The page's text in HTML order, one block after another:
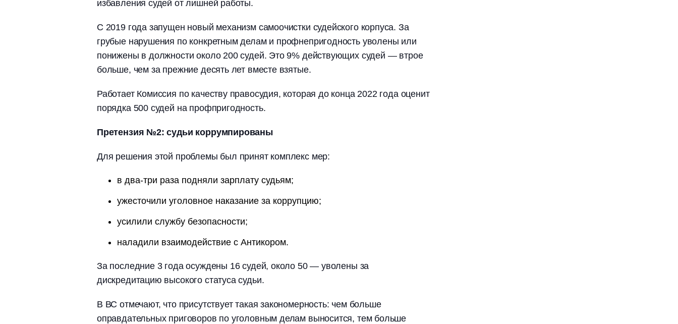
избавления судей от лишней работы.
С 2019 года запущен новый механизм самоочистки судейского корпуса. За
грубые нарушения по конкретным делам и профнепригодность уволены или
понижены в должности около 200 судей. Это 9% действующих судей ― втрое
больше, чем за прежние десять лет вместе взятые.
Работает Комиссия по качеству правосудия, которая до конца 2022 года оценит
порядка 500 судей на профпригодность.
Претензия №2: судьи коррумпированы
Для решения этой проблемы был принят комплекс мер:
в два-три раза подняли зарплату судьям;
ужесточили уголовное наказание за коррупцию;
усилили службу безопасности;
наладили взаимодействие с Антикором.
За последние 3 года осуждены 16 судей, около 50 ― уволены за
дискредитацию высокого статуса судьи.
В ВС отмечают, что присутствует такая закономерность: чем больше
оправдательных приговоров по уголовным делам выносится, тем больше